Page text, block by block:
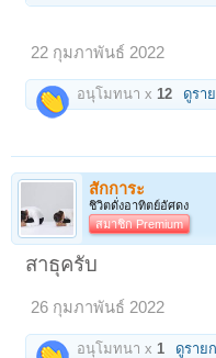
22 กุมภาพันธ์ 2022
อนุโมทนา x12 ดูรา
สักการะ
ชิวิตดั่งอาทิตย์อัศดง
สมาชิก Premium
สาธุครับ
26 กุมภาพันธ์ 2022
อนุโมทนา x 1 ดูราย